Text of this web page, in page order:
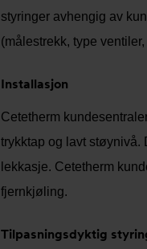
styringer avhengig av
(målestrekk, type
Installasjon
Cetetherm
trykktap og lavt støynivå.
lekkasje. Cetetherm
fjernkjøling.
Tilpasningsdyktig